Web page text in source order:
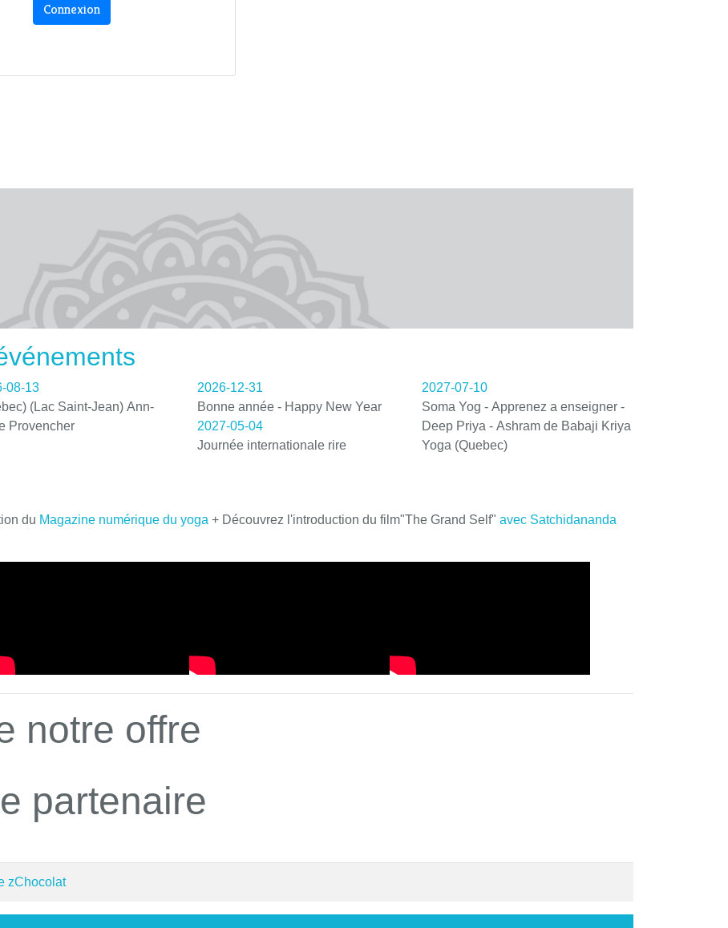
Connexion
08-13
(Lac Saint-Jean) Ann-
Provencher
2026-12-31
Bonne année - Happy New Year
2027-05-04
Journée internationale rire
2027-07-10
Soma Yog - Apprenez a enseigner -
Deep Priya - Ashram de Babaji Kriya
Yoga (Quebec)
du Magazine numérique du yoga + Découvrez l'introduction du film"The Grand Self" avec Satchidananda
notre offre
partenaire
zChocolat